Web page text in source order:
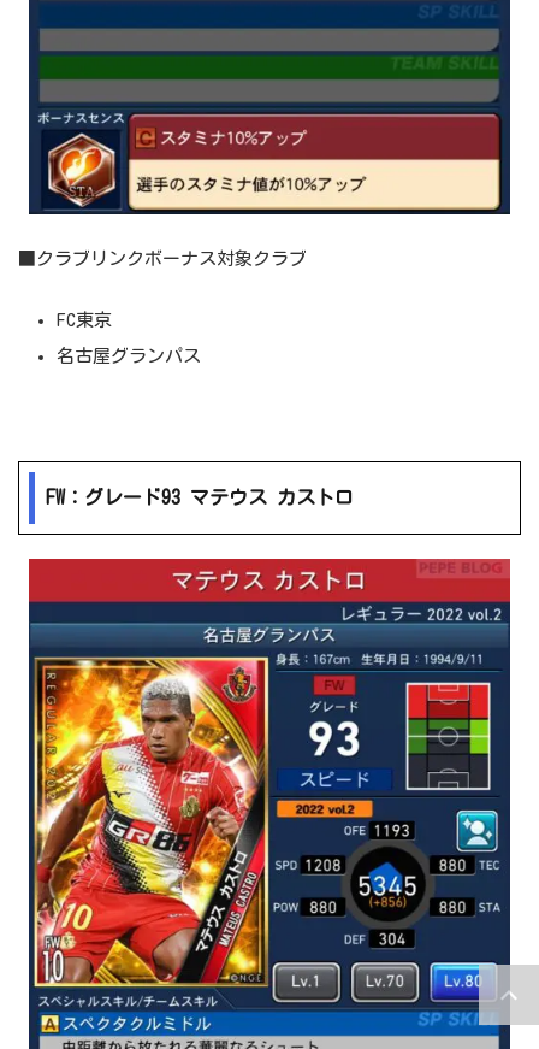
■クラブリンクボーナス対象クラブ
FC東京
名古屋グランパス
FW：グレード93 マテウス カストロ